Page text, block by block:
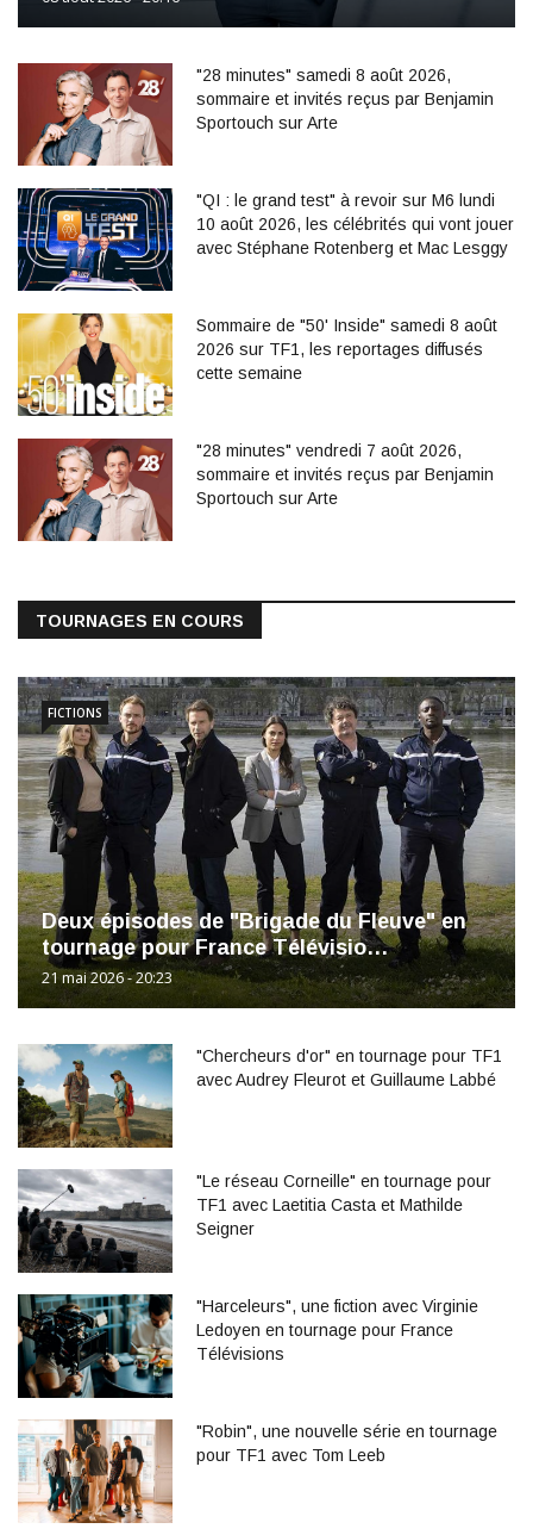
"28 minutes" samedi 8 août 2026,
sommaire et invités reçus par Benjamin
Sportouch sur Arte
"QI : le grand test" à revoir sur M6 lundi
10 août 2026, les célébrités qui vont jouer
avec Stéphane Rotenberg et Mac Lesggy
Sommaire de "50' Inside" samedi 8 août
2026 sur TF1, les reportages diffusés
cette semaine
"28 minutes" vendredi 7 août 2026,
sommaire et invités reçus par Benjamin
Sportouch sur Arte
TOURNAGES EN COURS
Deux épisodes de "Brigade du Fleuve" en
tournage pour France Télévisio…
21 mai 2026 - 20:23
FICTIONS
"Chercheurs d'or" en tournage pour TF1
avec Audrey Fleurot et Guillaume Labbé
"Le réseau Corneille" en tournage pour
TF1 avec Laetitia Casta et Mathilde
Seigner
"Harceleurs", une fiction avec Virginie
Ledoyen en tournage pour France
Télévisions
"Robin", une nouvelle série en tournage
pour TF1 avec Tom Leeb